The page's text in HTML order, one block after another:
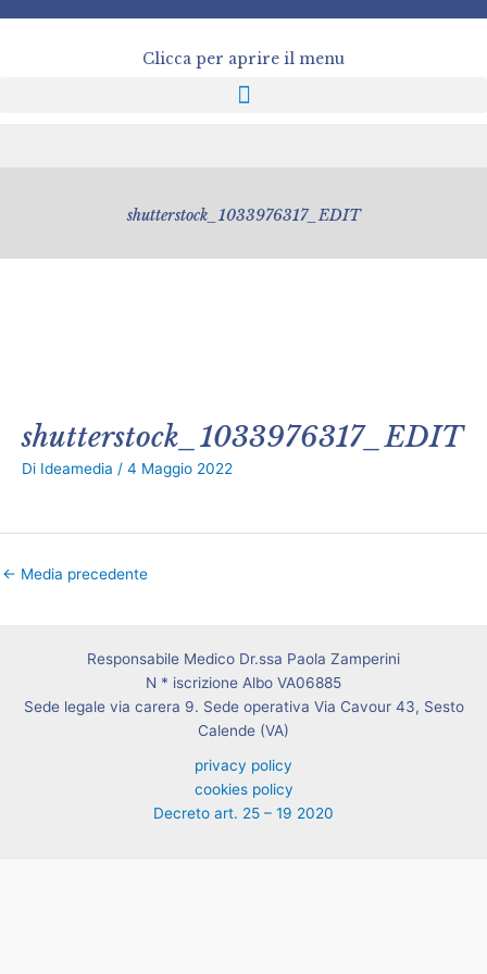
Clicca per aprire il menu
shutterstock_1033976317_EDIT
shutterstock_1033976317_EDIT
Di Ideamedia / 4 Maggio 2022
← Media precedente
Responsabile Medico Dr.ssa Paola Zamperini
N * iscrizione Albo VA06885
Sede legale via carera 9. Sede operativa Via Cavour 43, Sesto
Calende (VA)
privacy policy
cookies policy
Decreto art. 25 – 19 2020